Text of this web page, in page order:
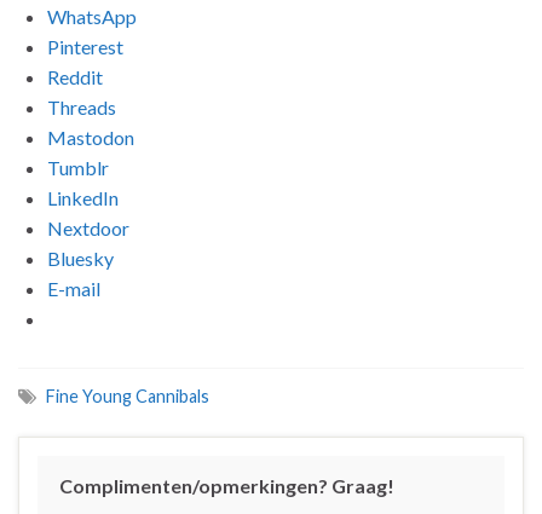
WhatsApp
Pinterest
Reddit
Threads
Mastodon
Tumblr
LinkedIn
Nextdoor
Bluesky
E-mail
Fine Young Cannibals
Complimenten/opmerkingen? Graag!